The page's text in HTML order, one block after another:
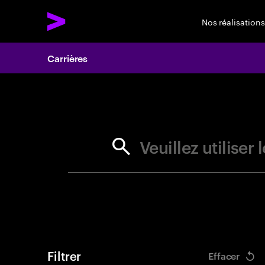
Nos réalisations
Carrières
Veuillez utiliser
Filtrer Effacer